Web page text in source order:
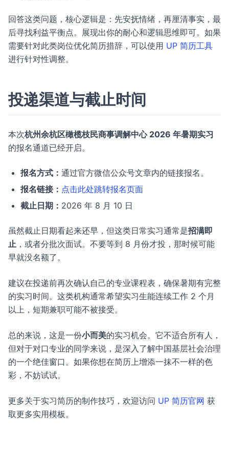
回答这类问题，核心逻辑是：先安抚情绪，再厘清事实，最
后寻找利益平衡点。展现出你的耐心和逻辑思维即可。如果
需要针对此类岗位优化简历措辞，可以使用 UP 简历工具
进行针对性调整。
投递渠道与截止时间
本次杭州余杭区橄榄枝民商事调解中心 2026 年暑期实习
的报名通道已经开启。
报名方式： 通过官方微信公众号文章内的链接报名。
报名链接： 点击此处跳转报名页面
截止日期： 2026 年 8 月 10 日
虽然截止日期看起来还早，但这类日常实习通常是招满即
止 ，或者分批次面试。不要等到 8 月份才投，那时候可能
早就没名额了。
建议在投递前再次确认自己的专业课程表，确保暑期有完整
的实习时间。这类机构通常希望实习生能连续工作 2 个月
以上，短期兼职可能不被接受。
总的来说，这是一份小而美的实习机会。它不适合所有人，
但对于对口专业的同学来说，是深入了解中国基层社会治理
的一个绝佳窗口。如果你想在简历上增添一抹不一样的色
彩，不妨试试。
更多关于实习简历的制作技巧，欢迎访问 UP 简历官网 获
取更多实用模板。